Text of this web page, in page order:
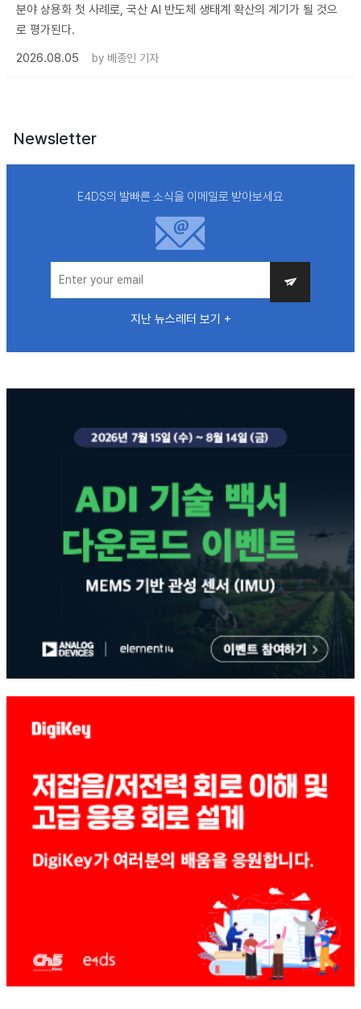
분야 상용화 첫 사례로, 국산 AI 반도체 생태계 확산의 계기가 될 것으
로 평가된다.
2026.08.05
by 배종인 기자
Newsletter
E4DS의 발빠른 소식을 이메일로 받아보세요
지난 뉴스레터 보기 +